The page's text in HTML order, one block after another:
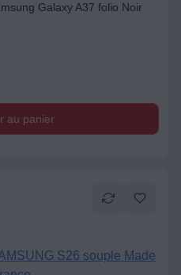
Galaxy A37 folio Noir
au panier